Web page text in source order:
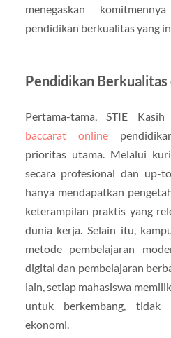
menegaskan
pendidikan berkualitas yang
Pendidikan
Pertama-tama, STIE Kasih
baccarat online
prioritas utama. Melalui
secara profesional dan up-
hanya mendapatkan
keterampilan praktis yang
dunia kerja. Selain itu,
metode pembelajaran
digital dan pembelajaran
lain, setiap mahasiswa
untuk berkembang, tidak
ekonomi.